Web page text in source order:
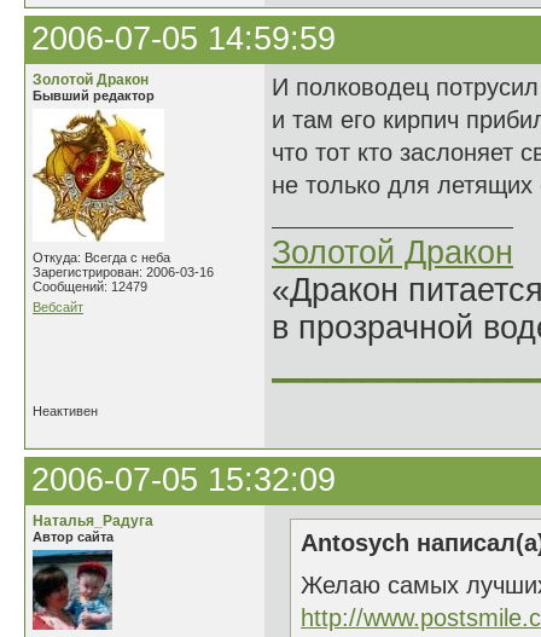
2006-07-05 14:59:59
Золотой Дракон
Бывший редактор
Откуда: Всегда с неба
Зарегистрирован: 2006-03-16
Сообщений: 12479
Вебсайт
И полководец
и там его кирпич
что тот кто заслоняет
не только для
Золотой Дракон
«Дракон
в прозрачной
Неактивен
2006-07-05 15:32:09
Наталья_Радуга
Автор сайта
Antosych
Желаю самых
http://